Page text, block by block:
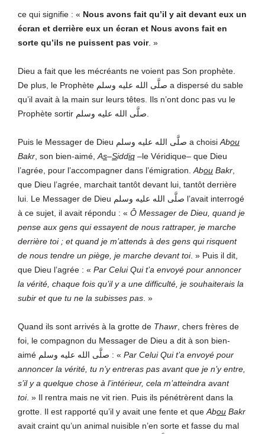
ce qui signifie : « Nous avons fait qu’il y ait devant eux un
écran et derrière eux un écran et Nous avons fait en
sorte qu’ils ne puissent pas voir. »
Dieu a fait que les mécréants ne voient pas Son prophète.
De plus, le Prophète صلَّى الله عليه وسلم a dispersé du sable
qu’il avait à la main sur leurs têtes. Ils n’ont donc pas vu le
Puis le Messager de Dieu صلَّى الله عليه وسلم a choisi Abou
Bakr , son bien-aimé, As–Siddiq –le Véridique– que Dieu
l’agrée, pour l’accompagner dans l’émigration. Abou Bakr
que Dieu l’agrée, marchait tantôt devant lui, tantôt derrière
lui. Le Messager de Dieu صلَّى الله عليه وسلم l’avait interrogé
à ce sujet, il avait répondu : « Ô Messager de Dieu, quand je
pense aux gens qui essayent de nous rattraper, je marche
derrière toi ; et quand je m’attends à des gens qui risquent
de nous tendre un piège, je marche devant toi. » Puis il dit,
que Dieu l’agrée : « Par Celui Qui t’a envoyé pour annoncer
la vérité, chaque fois qu’il y a une difficulté, je souhaiterais la
subir et que tu ne la subisses pas . »
Quand ils sont arrivés à la grotte de Thawr , chers frères de
foi, le compagnon du Messager de Dieu a dit à son bien-
aimé صلَّى الله عليه وسلم : « Par Celui Qui t’a envoyé pour
annoncer la vérité, tu n’y entreras pas avant que je n’y entre,
s’il y a quelque chose à l’intérieur, cela m’atteindra avant
toi. » Il rentra mais ne vit rien. Puis ils pénétrèrent dans la
grotte. Il est rapporté qu’il y avait une fente et que Abou Bakr
avait craint qu’un animal nuisible n’en sorte et fasse du mal